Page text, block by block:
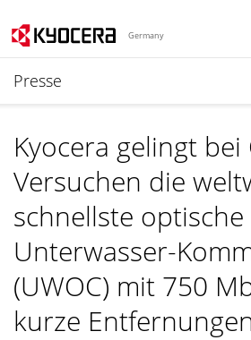
Germany
Presse
Kyocera gelingt
Versuchen die
schnellste optische
Unterwasser-
(UWOC) mit 750
kurze